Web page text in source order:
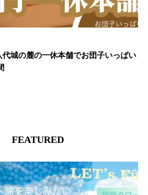
ち専門店『門藤』マツコの知らない世
ーツを!
FEATURED